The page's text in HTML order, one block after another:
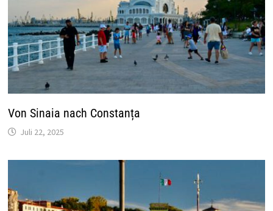
Von Sinaia nach Constanța
Juli 22, 2025